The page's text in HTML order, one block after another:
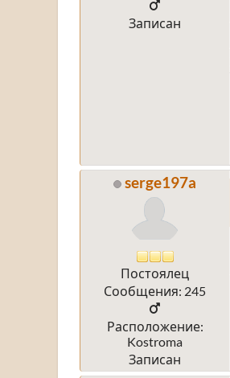
Записан
serge197a
Постоялец
Сообщения: 245
Расположение:
Kostroma
Записан